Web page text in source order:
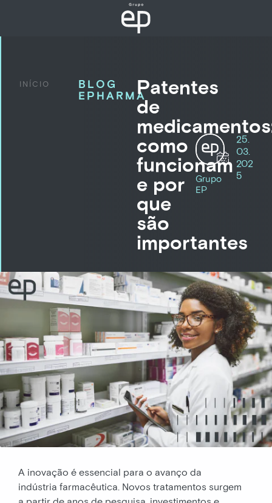
INÍCIO
BLOG
EPHARMAPatentes
de
como
funcionam
e por
que
são
importantes
Grupo
EP
25.
03.
202
5
A inovação é essencial para o avanço da
indústria farmacêutica. Novos tratamentos surgem